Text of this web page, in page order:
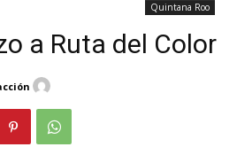
Quintana Roo
a Ruta del Color